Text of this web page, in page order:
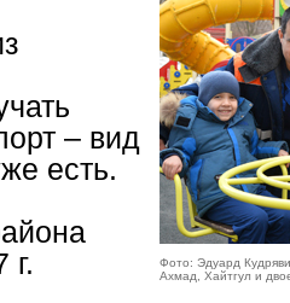
Фото: Эдуард
Ахмад, Хайтгул и
– вид
есть.
г.